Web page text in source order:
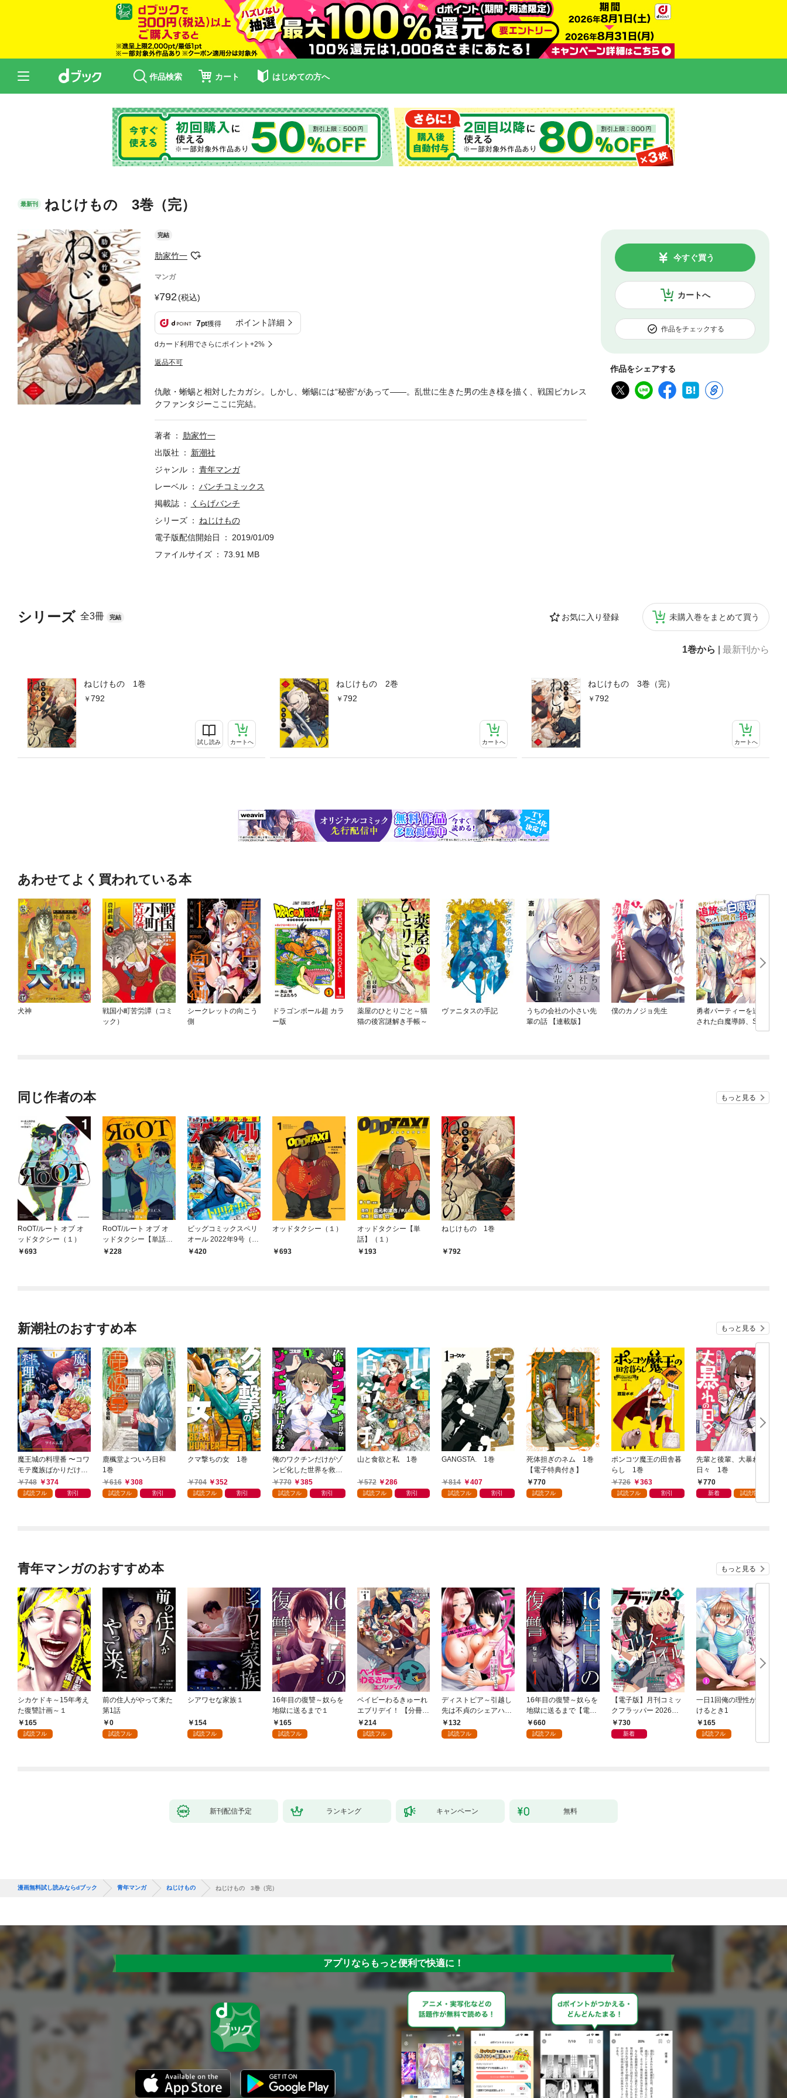
作品検索 カート はじめての方へ
最新刊 ねじけもの 3巻（完）
完結
肋家竹一
マンガ
792(税込)
7pt獲得 ポイント詳細
dカード利用でさらにポイント+2%
返品不可
カートへ
今すぐ買う
作品をチェックする
作品をシェアする
シリーズ 全3冊 完結 お気に入り登録 未購入巻をまとめて買う
1巻から 最新刊から
ねじけもの 1巻
792
試し読み カートへ
ねじけもの 2巻
792
カートへ
ねじけもの 3巻（完）
792
カートへ
仇敵・蜥蜴と相対したカガシ。しかし、蜥蜴には“秘密”があって——。乱世に生きた男の生き様を描く、戦国ピカレス
クファンタジーここに完結。
著者
肋家竹一
出版社
新潮社
ジャンル
青年マンガ
レーベル
バンチコミックス
掲載誌
くらげバンチ
シリーズ
ねじけもの
電子版配信開始日
2019/01/09
ファイルサイズ
73.91 MB
あわせてよく買われている本
犬神
戦国小町苦労譚（コミ
ック）
シークレットの向こう
側
ドラゴンボール超 カラ
ー版
薬屋のひとりごと～猫
猫の後宮謎解き手帳～
ヴァニタスの手記
うちの会社の小さい先
輩の話 【連載版】
僕のカノジョ先生
勇者パーティーを追放
された白魔導師、Sラ
ンク冒険者に拾われる
同じ作者の本 もっと見る
RoOT/ルート オブ オ
ッドタクシー（１）
693
RoOT/ルート オブ オ
ッドタクシー【単話】
（１）
228
ビッグコミックスペリ
オール 2022年9号（20
22年4月8日発売）
420
オッドタクシー（１）
693
オッドタクシー【単
話】（１）
193
ねじけもの 1巻
792
新潮社のおすすめ本 もっと見る
魔王城の料理番 〜コワ
モテ魔族ばかりだけ
ど、ホワイトな職場で
す〜 1巻
748 374
試読フル 割引
鹿楓堂よついろ日和
1巻
616
308
試読フル 割引
クマ撃ちの女 1巻
704 352
試読フル 割引
俺のワクチンだけがゾ
ンビ化した世界を救え
る 1巻
770 385
試読フル 割引
山と食欲と私 1巻
572 286
試読フル 割引
GANGSTA. 1巻
814 407
試読フル 割引
死体担ぎのネム 1巻
【電子特典付き】
770
試読フル
ポンコツ魔王の田舎暮
らし 1巻
726
363
試読フル 割引
先輩と後輩、大暴れの
日々 1巻
770
新着 試読増量
青年マンガのおすすめ本 もっと見る
シカケドキ～15年考え
た復讐計画～１
165
試読フル
前の住人がやって来た
第1話
0
試読フル
シアワセな家族１
154
試読フル
16年目の復讐～奴らを
地獄に送るまで１
165
試読フル
ベイビーわるきゅーれ
エブリデイ！ 【分冊
版】 1
214
試読フル
ディストピア～引越し
先は不貞のシェアハウ
ス～１
132
試読フル
16年目の復讐～奴らを
地獄に送るまで【電子
単行本版】１
660
試読フル
【電子版】月刊コミッ
クフラッパー 2026年9
月号730
新着
一日1回俺の理性が負
けるとき1
165
試読フル
新刊配信予定 ランキング キャンペーン 無料
漫画無料試し読みならdブック 青年マンガ ねじけもの ねじけもの 3巻（完）
アプリならもっと便利で快適に！